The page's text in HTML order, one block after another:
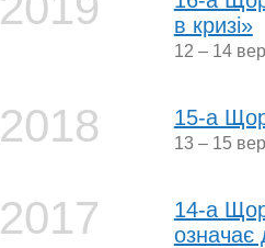
в кризі»
12 – 14
2018 15-а
13 – 15
2017
14-а
означає